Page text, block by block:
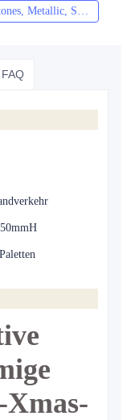
CMYK, Pantones, Metallic, Sonderfarbe usw.
FAQ